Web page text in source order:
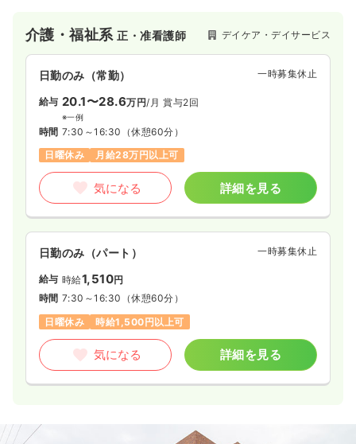
介護・福祉系正・准看護師 デイケア・デイサービス
日勤のみ（常勤） 一時募集休止
給与 20.1〜28.6万円/月 賞与2回
※一例
時間 7:30～16:30 （休憩60分）
日曜休み
月給28万円以上可
気になる 詳細を見る
日勤のみ（パート） 一時募集休止
給与 時給1,510円
時間 7:30～16:30 （休憩60分）
日曜休み
時給1,500円以上可
気になる 詳細を見る